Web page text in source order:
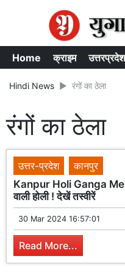
Home क्राइम
Hindi News रंगों का ठेला
रंगों का ठेला
उत्तर-प्रदेश
कानपुर
Kanpur Holi Ganga
वाली होली ! देखें तस्वीरें
30 Mar 2024 16:57:01
Read More...